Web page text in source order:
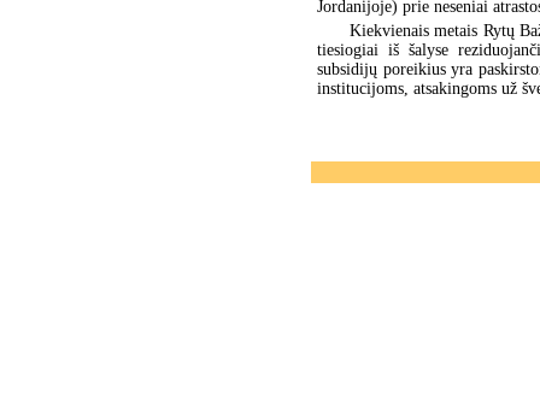
Jordanijoje) prie neseniai
Kiekvienais metais Rytų
tiesiogiai iš šalyse
subsidijų poreikius yra
institucijoms, atsakingoms už